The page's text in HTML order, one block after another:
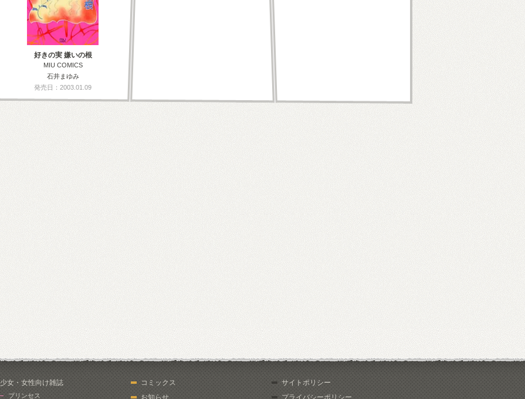
好きの実 嫌いの根
MIU COMICS
石井まゆみ
発売日：2003.01.09
少女・女性向け雑誌
プリンセス
コミックス
お知らせ
サイトポリシー
プライバシーポリシー